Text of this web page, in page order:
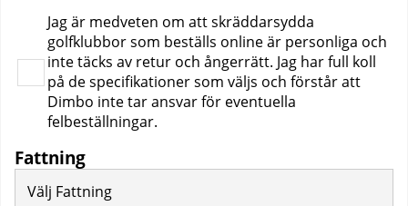
Jag är medveten om att skräddarsydda
golfklubbor som beställs online är personliga och
inte täcks av retur och ångerrätt. Jag har full koll
på de specifikationer som väljs och förstår att
Dimbo inte tar ansvar för eventuella
felbeställningar.
Fattning
Välj Fattning